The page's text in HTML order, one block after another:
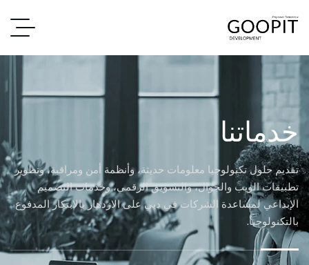
خدماتنا
تقديم حلول تكنولوجيا معلومات حديثة، وأنظمة أمن ومراقبة، وتطوير
تطبيقات الويب والجوال، والتسويق الرقمي، وخدمات التصميم
الإبداعي لمساعدة الشركات في دبي على الازدهار بالابتكار المدفوع
بالتكنولوجيا.